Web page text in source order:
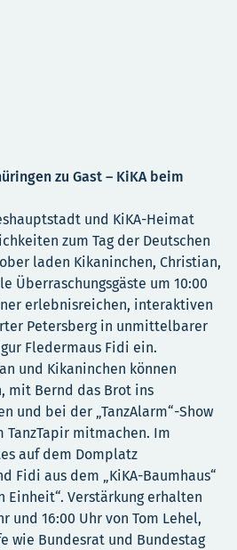
zu Gast – KiKA beim
und KiKA-Heimat
zum Tag der Deutschen
laden Kikaninchen, Christian,
Überraschungsgäste um 10:00
erlebnisreichen, interaktiven
Petersberg in unmittelbarer
Fledermaus Fidi ein.
und Kikaninchen können
mit Bernd das Brot ins
und bei der „TanzAlarm“-Show
TanzTapir mitmachen. Im
auf dem Domplatz
Fidi aus dem „KiKA-Baumhaus“
Einheit“. Verstärkung erhalten
und 16:00 Uhr von Tom Lehel,
wie Bundesrat und Bundestag